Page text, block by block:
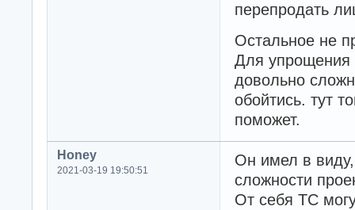
перепродать
Остальное не
Для
довольно
обойтись. тут
поможет.
Honey
2021-03-19 19:50:51
Он имел в виду,
сложности
От себя ТС